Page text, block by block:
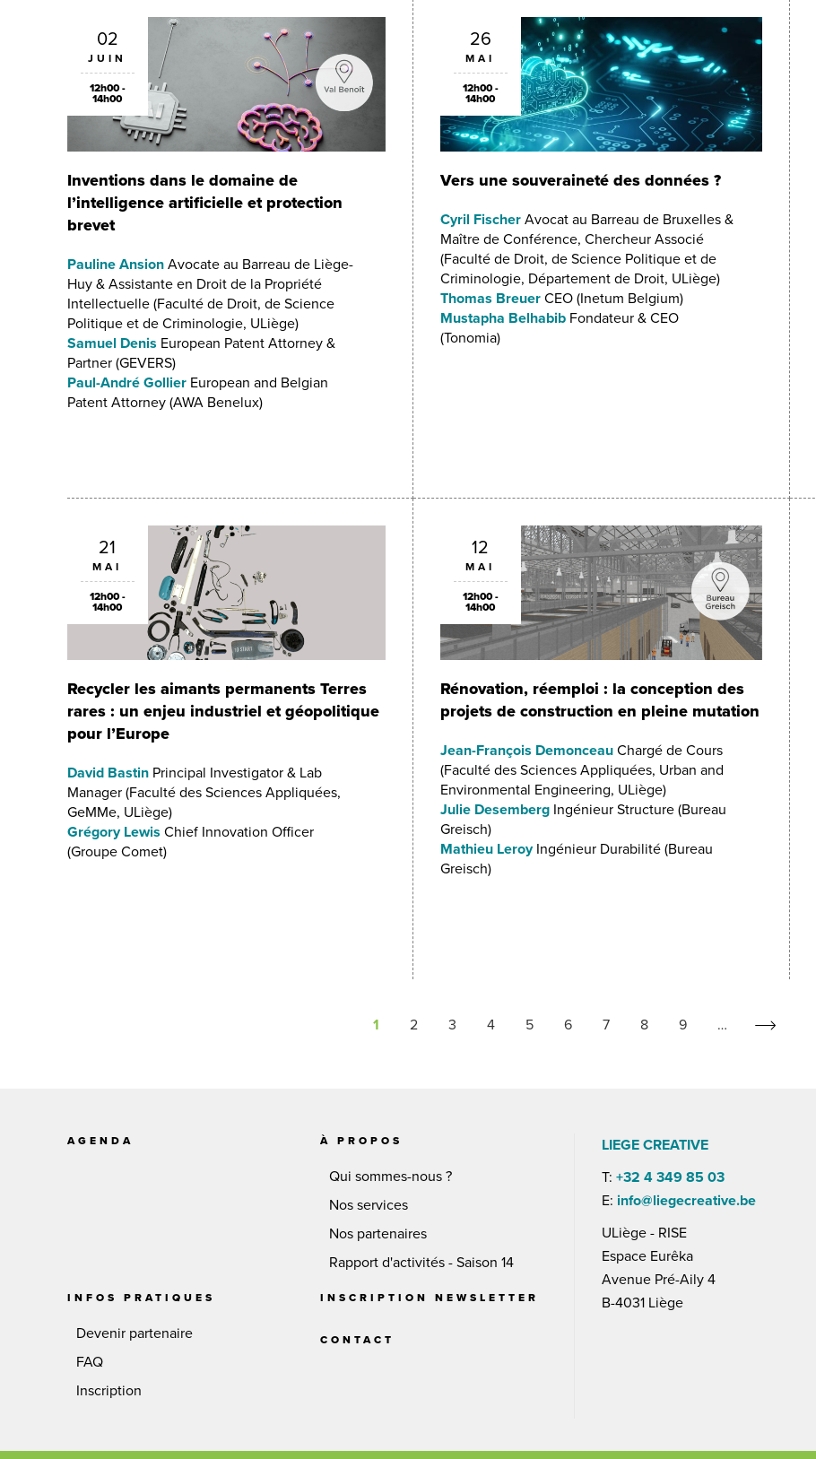
02
JUIN
12h00 -
14h00
Inventions dans le domaine de
l’intelligence artificielle et protection
brevet
Pauline AnsionAvocate au Barreau de Liège-
Huy & Assistante en Droit de la Propriété
Intellectuelle (Faculté de Droit, de Science
Politique et de Criminologie, ULiège)
Samuel Denis European Patent Attorney &
Partner (GEVERS)
Paul-André GollierEuropean and Belgian
Patent Attorney (AWA Benelux)
26
MAI
12h00 -
14h00
Vers une souveraineté des données ?
Cyril FischerAvocat au Barreau de Bruxelles &
Maître de Conférence, Chercheur Associé
(Faculté de Droit, de Science Politique et de
Criminologie, Département de Droit, ULiège)
Thomas BreuerCEO (Inetum Belgium)
Mustapha BelhabibFondateur & CEO
(Tonomia)
21
MAI
12h00 -
14h00
Recycler les aimants permanents Terres
rares : un enjeu industriel et géopolitique
pour l’Europe
David BastinPrincipal Investigator & Lab
Manager (Faculté des Sciences Appliquées,
GeMMe, ULiège)
Grégory Lewis Chief Innovation Officer
(Groupe Comet)
12
MAI
12h00 -
14h00
Rénovation, réemploi : la conception des
projets de construction en pleine mutation
Jean-François DemonceauChargé de Cours
(Faculté des Sciences Appliquées, Urban and
Environmental Engineering, ULiège)
Julie DesembergIngénieur Structure (Bureau
Greisch)
Mathieu LeroyIngénieur Durabilité (Bureau
Greisch)
Page
1 Page
2 Page
3 Page
4 Page
5 Page
6 Page
7 Page
8 Page
9 …
Page
››
AGENDA À PROPOS
Qui sommes-nous ?
Nos services
Nos partenaires
Rapport d'activités - Saison 14
INFOS PRATIQUES
Devenir partenaire
FAQ
Inscription
INSCRIPTION NEWSLETTER
CONTACT
LIEGE CREATIVE
T:+32 4 349 85 03
E: info@liegecreative.be
ULiège - RISE
Espace Eurêka
Avenue Pré-Aily 4
B-4031 Liège